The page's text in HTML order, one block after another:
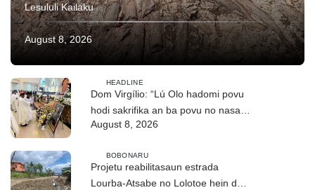
Lesululi Kailaku
August 8, 2026
HEADLINE
Dom Virgílio: “Lú Olo hadomi povu
hodi sakrifika an ba povu no nasaun
ho fuan”
August 8, 2026
BOBONARU
Projetu reabilitasaun estrada
Lourba-Atsabe no Lolotoe hein de’it